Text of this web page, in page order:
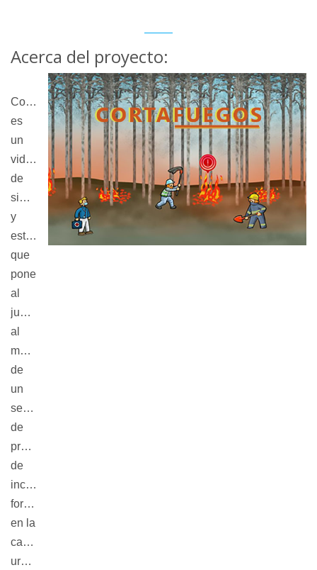
Acerca del proyecto:
Cortafuegos
es
un
videojuego
de
simulación
y
estrategia
que
pone
al
jugador
al
mando
de
un
servicio
de
prevención
de
incendios
forestales
en la
campiña
uruguaya.